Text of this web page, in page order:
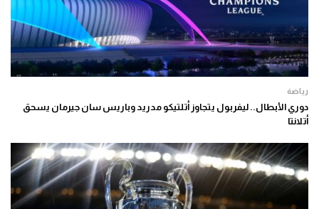
رياضة
دوري الأبطال.. ليفربول يتجاوز أتلتيكو مدريد وباريس سان جيرمان يسحق
أتلانتا